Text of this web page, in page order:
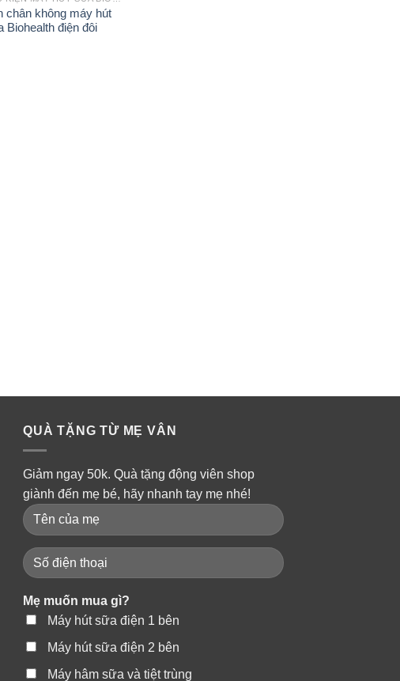
chân không máy hút
Biohealth điện đôi
QUÀ TẶNG TỪ MẸ VÂN
Giảm ngay 50k. Quà tặng động viên shop
giành đến mẹ bé, hãy nhanh tay mẹ nhé!
Mẹ muốn mua gì?
Máy hút sữa điện 1 bên
Máy hút sữa điện 2 bên
Máy hâm sữa và tiệt trùng